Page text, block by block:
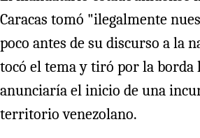
Caracas tomó "ilegalmente
poco antes de su discurso a la
tocó el tema y tiró por la borda
anunciaría el inicio de una
territorio venezolano.